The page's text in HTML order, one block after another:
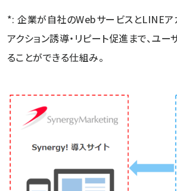
*: 企業が自社のWebサービスとLINEア
アクション誘導・リピート促進まで、ユ
ることができる仕組み。